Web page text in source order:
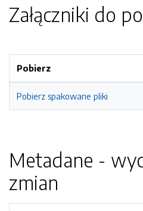
Załączniki do
Pobierz
Pobierz spakowane pliki
Metadane -
zmian